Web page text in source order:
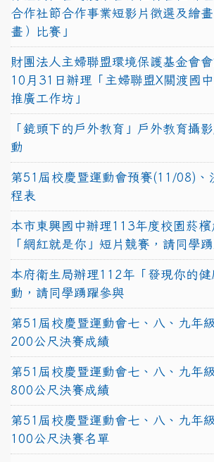
合作社節合作事業短影片徵選及繪
畫）比賽」
財團法人主婦聯盟環境保護基金會
10月31日辦理「主婦聯盟X關渡國
推廣工作坊」
「鏡頭下的戶外教育」戶外教育攝
動
第51屆校慶暨運動會預賽(11/08)、
程表
本市東興國中辦理113年度校園菸檳
「網紅就是你」短片競賽，請同學
本府衛生局辦理112年「發現你的
動，請同學踴躍參與
第51屆校慶暨運動會七、八、九年
200公尺決賽成績
第51屆校慶暨運動會七、八、九年
800公尺決賽成績
第51屆校慶暨運動會七、八、九年
100公尺決賽名單